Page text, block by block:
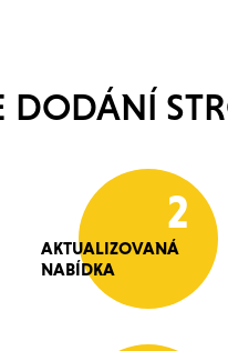
DODÁNÍ
2
AKTUALIZOVANÁ
NABÍDKA